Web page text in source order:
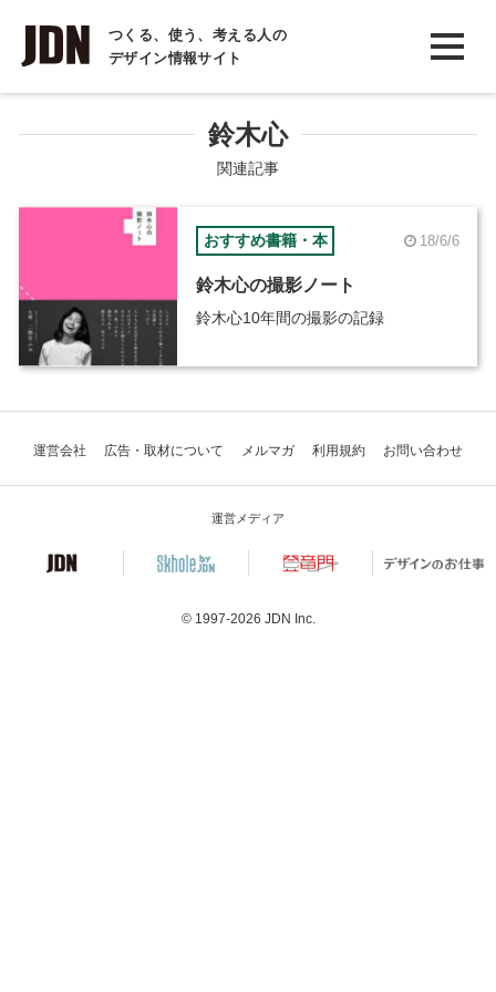
つくる、使う、考える人の
デザイン情報サイト
INTERVIEW
インタビュー
COLUMN
鈴木心
関連記事
おすすめ書籍・本 18/6/6
鈴木心の撮影ノート
鈴木心10年間の撮影の記録
運営会社 広告・取材について メルマガ 利用規約 お問い合わせ
運営メディア
© 1997-2026 JDN Inc.